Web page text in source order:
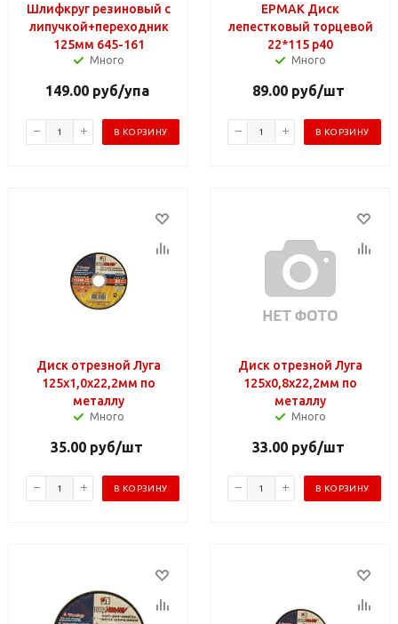
Шлифкруг резиновый с
липучкой+переходник
125мм 645-161
Много
149.00руб/упа
В КОРЗИНУ
ЕРМАК Диск
лепестковый торцевой
22*115 р40
Много
89.00 руб/шт
В КОРЗИНУ
Диск отрезной Луга
125х1,0х22,2мм по
металлу
Много
35.00 руб/шт
В КОРЗИНУ
Диск отрезной Луга
125х0,8х22,2мм по
металлу
Много
33.00 руб/шт
В КОРЗИНУ